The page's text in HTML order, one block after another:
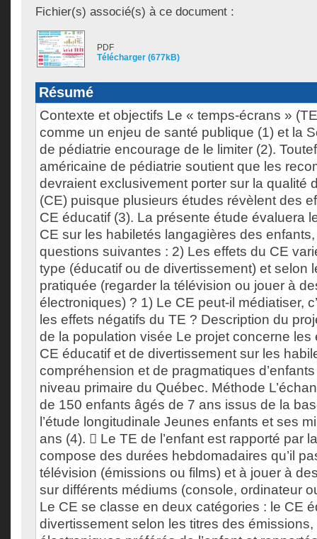
Fichier(s) associé(s) à ce document :
PDF
Télécharger (677kB)
Résumé
Contexte et objectifs Le « temps-écrans »
comme un enjeu de santé publique (1) et la
de pédiatrie encourage de le limiter (2).
américaine de pédiatrie soutient que les
devraient exclusivement porter sur la qualité
(CE) puisque plusieurs études révèlent des
CE éducatif (3). La présente étude évaluera
CE sur les habiletés langagières des
questions suivantes : 2) Les effets du CE
type (éducatif ou de divertissement) et selon
pratiquée (regarder la télévision ou jouer à
électroniques) ? 1) Le CE peut-il médiatiser,
les effets négatifs du TE ? Description du
de la population visée Le projet concerne les
CE éducatif et de divertissement sur les
compréhension et de pragmatiques
niveau primaire du Québec. Méthode
de 150 enfants âgés de 7 ans issus de la
l’étude longitudinale Jeunes enfants et ses
ans (4).  Le TE de l’enfant est rapporté par
compose des durées hebdomadaires qu’il
télévision (émissions ou films) et à jouer à
sur différents médiums (console, ordinateur
Le CE se classe en deux catégories : le CE
divertissement selon les titres des émissions,